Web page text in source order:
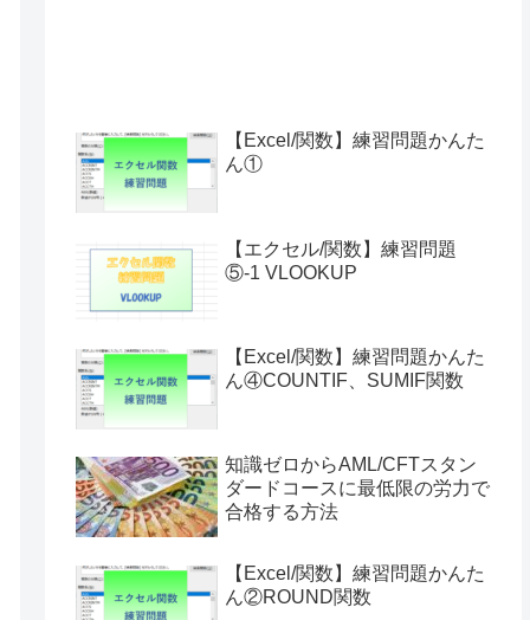
【Excel/関数】練習問題かんた
ん①
【エクセル/関数】練習問題
⑤-1 VLOOKUP
【Excel/関数】練習問題かんた
ん④COUNTIF、SUMIF関数
知識ゼロからAML/CFTスタン
ダードコースに最低限の労力で
合格する方法
【Excel/関数】練習問題かんた
ん②ROUND関数